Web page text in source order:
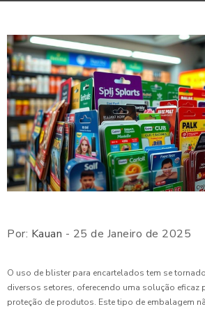
Por: Kauan - 25 de Janeiro de 2025
O uso de blister para encartelados tem se
diversos setores, oferecendo uma solução eficaz
proteção de produtos. Este tipo de embalagem